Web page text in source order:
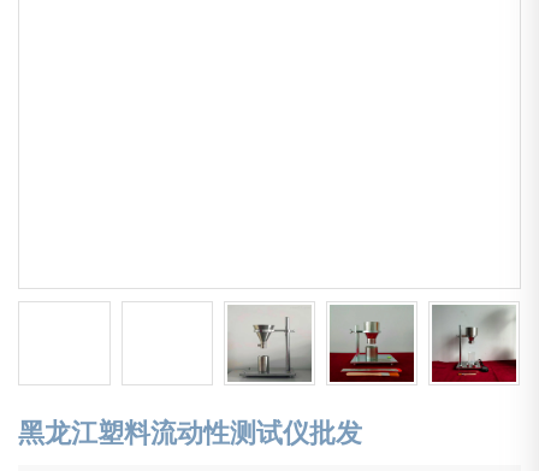
黑龙江塑料流动性测试仪批发